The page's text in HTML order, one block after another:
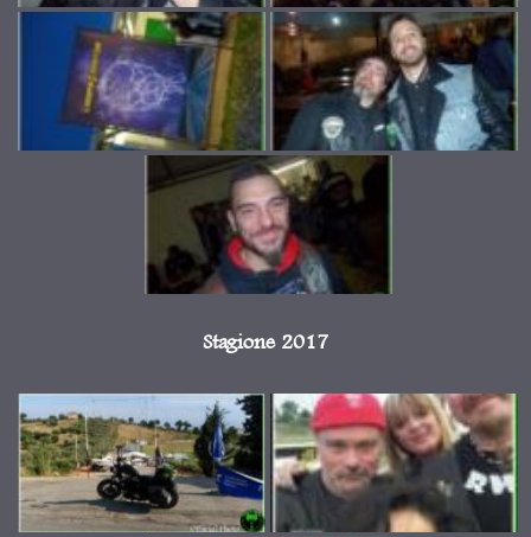
Stagione 2017